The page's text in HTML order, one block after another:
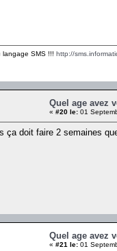
langage SMS !!! http://
Quel age avez
« #20 le: 01
ça doit faire 2 semaines
Quel age avez
« #21 le: 01